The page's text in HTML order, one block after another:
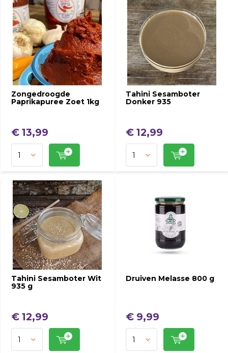
Zongedroogde
Paprikapuree Zoet 1kg
€ 13,99
Tahini Sesamboter
Donker 935
€ 12,99
Tahini Sesamboter Wit
935 g
€ 12,99
Druiven Melasse 800 g
€ 9,99